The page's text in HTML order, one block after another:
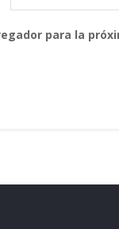
para la